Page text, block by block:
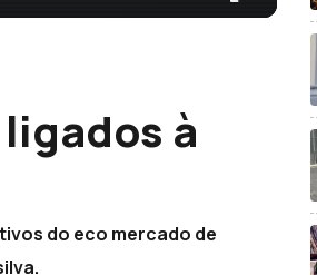
à
do eco mercado de